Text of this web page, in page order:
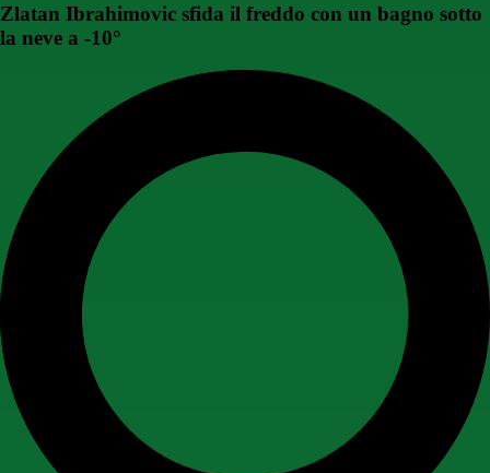
Zlatan Ibrahimovic sfida il freddo con un bagno sotto
la neve a -10°